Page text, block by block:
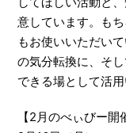
意しています。も
もお使いいただい
の気分転換に、そ
できる場として活用
【2月のべぃびー開